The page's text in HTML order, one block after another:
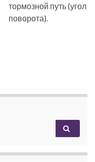
тормозной путь (угол
поворота).